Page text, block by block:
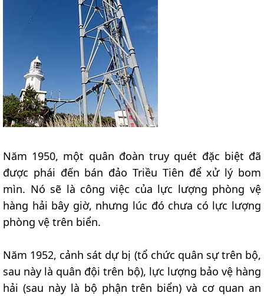
Năm 1950, một quân đoàn truy quét đặc biệt đã
được phái đến bán đảo Triều Tiên để xử lý bom
mìn. Nó sẽ là công việc của lực lượng phòng vệ
hàng hải bây giờ, nhưng lúc đó chưa có lực lượng
phòng vệ trên biển.
Năm 1952, cảnh sát dự bị (tổ chức quân sự trên bộ,
sau này là quân đội trên bộ), lực lượng bảo vệ hàng
hải (sau này là bộ phận trên biển) và cơ quan an